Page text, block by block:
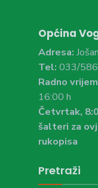
Općina
Adresa:
Tel: 033/
Radno
16:00 h
Četvrtak,
šalteri za
rukopisa
Pretraži